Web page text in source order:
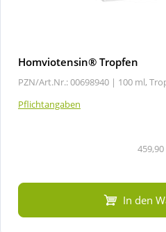
Homviotensin® Tropfen
PZN/Art.Nr.: 00698940 | 100 ml,
Pflichtangaben
In den